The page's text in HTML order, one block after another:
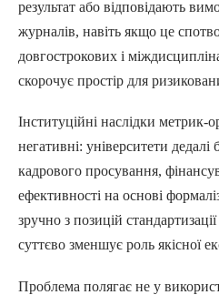
результат або відповідають
журналів, навіть якщо це
довгострокових і
скорочує простір для
Інституційні наслідки метрик-
негативні: університети
кадрового просування,
ефективності на основі
зручно з позицій
суттєво зменшує роль якісної
Проблема полягає не у